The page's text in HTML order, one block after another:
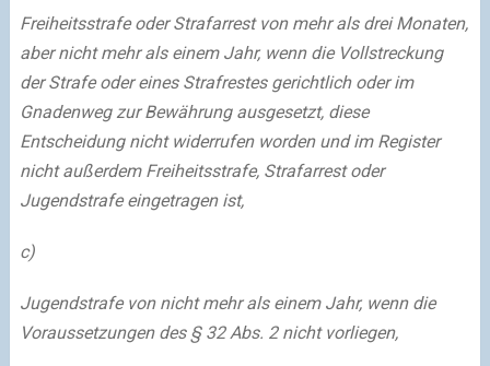
Freiheitsstrafe oder Strafarrest von mehr als drei Monaten,
aber nicht mehr als einem Jahr, wenn die Vollstreckung
der Strafe oder eines Strafrestes gerichtlich oder im
Gnadenweg zur Bewährung ausgesetzt, diese
Entscheidung nicht widerrufen worden und im Register
nicht außerdem Freiheitsstrafe, Strafarrest oder
Jugendstrafe eingetragen ist,
c)
Jugendstrafe von nicht mehr als einem Jahr, wenn die
Voraussetzungen des § 32 Abs. 2 nicht vorliegen,